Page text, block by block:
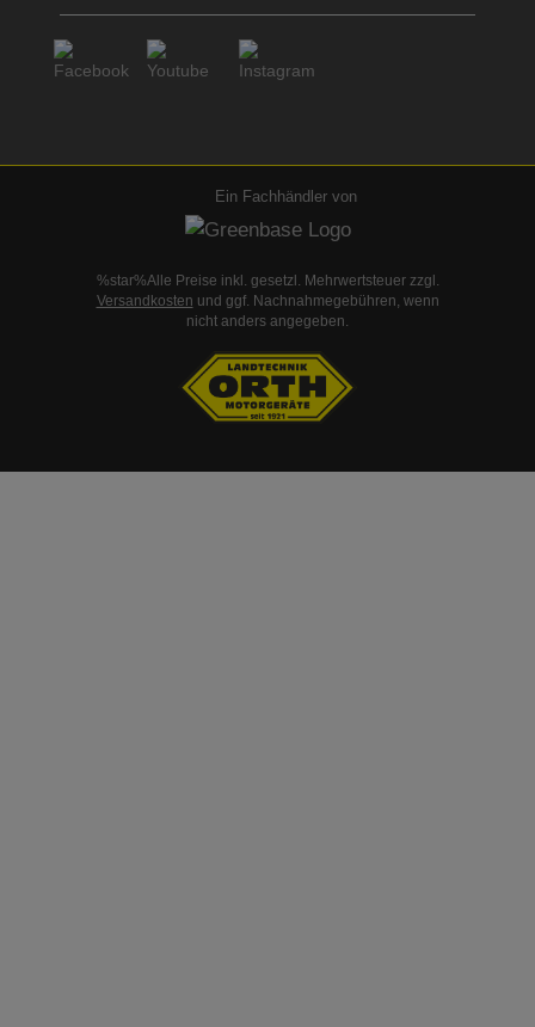
Ein Fachhändler von
%star%Alle Preise inkl. gesetzl. Mehrwertsteuer zzgl.
Versandkosten und ggf. Nachnahmegebühren, wenn
nicht anders angegeben.